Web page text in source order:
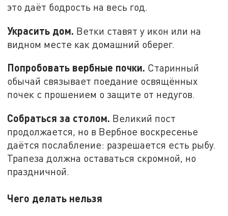
это даёт бодрость на весь год.
Украсить дом. Ветки ставят у икон или на
видном месте как домашний оберег.
Попробовать вербные почки. Старинный
обычай связывает поедание освящённых
почек с прошением о защите от недугов.
Собраться за столом. Великий пост
продолжается, но в Вербное воскресенье
даётся послабление: разрешается есть рыбу.
Трапеза должна оставаться скромной, но
праздничной.
Чего делать нельзя